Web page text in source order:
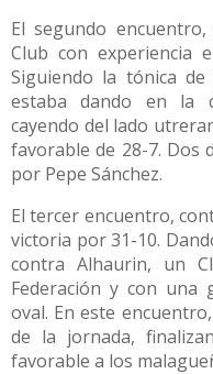
El segundo
Club con experiencia
Siguiendo la tónica
estaba dando en la
cayendo del lado
favorable de 28-7. Dos
por Pepe Sánchez.
El tercer encuentro,
victoria por 31-10.
contra Alhaurin, un
Federación y con
oval. En este
de la jornada,
favorable a los